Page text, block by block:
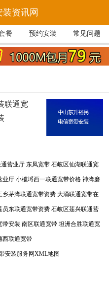
资讯网
餐 预约安装 常见问题
联通宽
营业厅 东凤宽带 石岐区仙湖联通宽
业厅 小榄埒西一联通宽带价格 神湾磨
乡茅湾联通宽带资费 大涌联通宽带在
员东联通宽带资费 石岐区莲兴联通营
带安装 南区联通宽带 坦洲合胜联通宽
西联通宽带
安装服务网XML地图